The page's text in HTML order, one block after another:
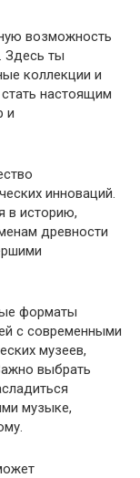
возможность
Здесь ты
коллекции и
настоящим
и
инноваций.
в историю,
древности
форматы
с современными
музеев,
выбрать
музыке,